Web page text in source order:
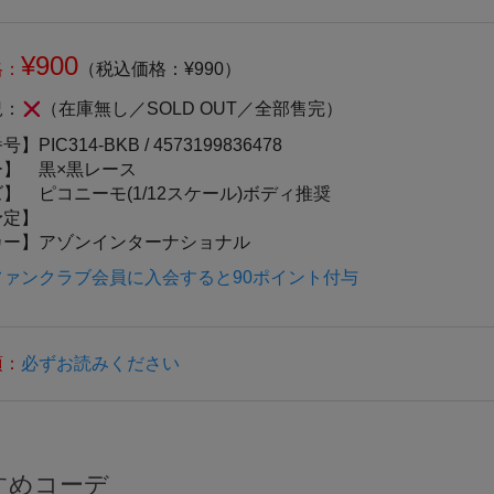
¥900 （税込価格：¥990）
（在庫無し／SOLD OUT／全部售完）
】 PIC314-BKB /4573199836478
黒×黒レース
ピコニーモ(1/12スケール)ボディ推奨
】
】 アゾンインターナショナル
ンクラブ会員に入会すると90ポイント付与
必ずお読みください
めコーデ